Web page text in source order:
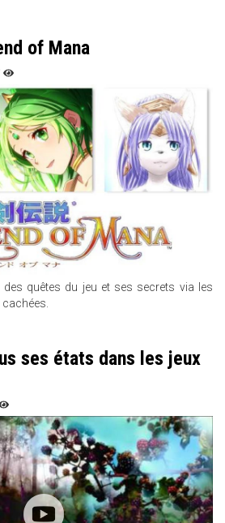
of Mana
des quêtes du jeu et ses secrets via les
ses états dans les jeux